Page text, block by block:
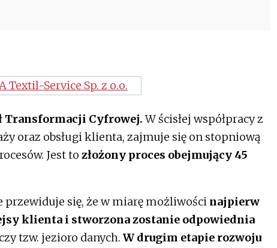
Transformacji Cyfrowej.W ścisłej współpracy z
oraz obsługi klienta, zajmuje się on stopniową
Jest to złożony proces obejmujący 45
przewiduje się, że w miarę możliwości najpierw
klienta i stworzona zostanie odpowiednia
tzw. jezioro danych. W drugim etapie rozwoju